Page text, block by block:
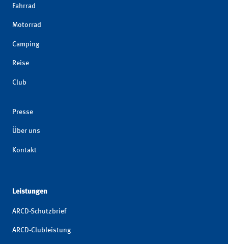
Fahrrad
Motorrad
Camping
Reise
Club
Presse
Über uns
Kontakt
Leistungen
ARCD-Schutzbrief
ARCD-Clubleistung